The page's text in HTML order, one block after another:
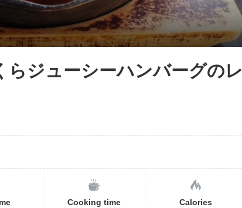
らジューシーハンバーグのレ
Cooking time
Calories